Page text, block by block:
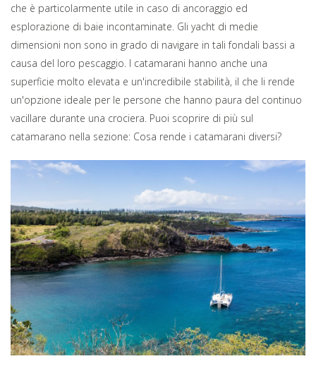
che è particolarmente utile in caso di ancoraggio ed
esplorazione di baie incontaminate. Gli yacht di medie
dimensioni non sono in grado di navigare in tali fondali bassi a
causa del loro pescaggio. I catamarani hanno anche una
superficie molto elevata e un'incredibile stabilità, il che li rende
un'opzione ideale per le persone che hanno paura del continuo
vacillare durante una crociera. Puoi scoprire di più sul
catamarano nella sezione: Cosa rende i catamarani diversi?